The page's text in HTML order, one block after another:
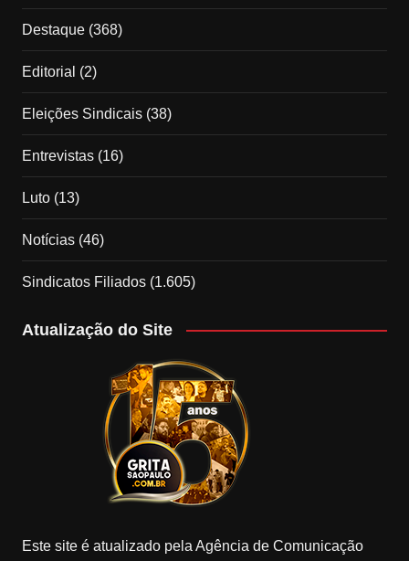
Destaque(368)
Editorial (2)
Eleições Sindicais(38)
Entrevistas(16)
Luto(13)
Notícias(46)
Sindicatos Filiados(1.605)
Atualização do Site
Este site é atualizado pela Agência de Comunicação